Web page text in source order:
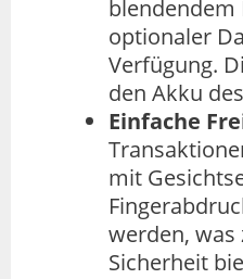
blendendem
optionaler
Verfügung.
den Akku
Einfache
mit
werden, was
Sicherheit